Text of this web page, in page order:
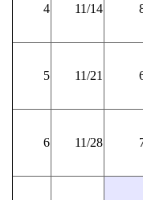
4 11/14
5 11/21
6 11/28